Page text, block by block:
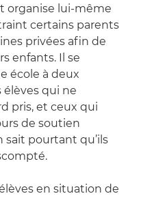
organise lui-même
certains parents
privées afin de
enfants. Il se
école à deux
élèves qui ne
pris, et ceux qui
de soutien
sait pourtant qu’ils
en situation de